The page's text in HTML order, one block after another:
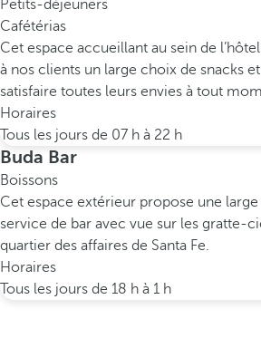
Petits-déjeuners
Cafétérias
Cet espace accueillant au sein de
à nos clients un large choix de snacks
satisfaire toutes leurs envies à tout
Horaires
Tous les jours de 07 h à 22 h
Buda Bar
Boissons
Cet espace extérieur propose une
service de bar avec vue sur les gratte-
quartier des affaires de Santa Fe.
Horaires
Tous les jours de 18 h à 1 h